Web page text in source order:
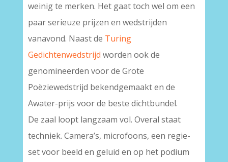
weinig te merken. Het gaat toch wel om een
paar serieuze prijzen en wedstrijden
vanavond. Naast de Turing
Gedichtenwedstrijd worden ook de
genomineerden voor de Grote
Poëziewedstrijd bekendgemaakt en de
Awater-prijs voor de beste dichtbundel.
De zaal loopt langzaam vol. Overal staat
techniek. Camera’s, microfoons, een regie-
set voor beeld en geluid en op het podium